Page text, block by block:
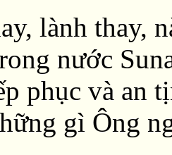
lành thay,
nước
phục và an
gì Ông